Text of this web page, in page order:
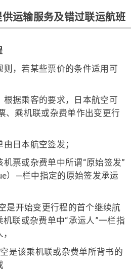
运输服务及错过联运航班
则，若某些票价的条件适用可
根据乘客的要求，日本航空可
、乘机联或杂费单作出变更行
日本航空签发；
机票或杂费单中所谓“原始签发”
）—栏中指定的原始签发承运
是开始变更行程的首个继续航
机联或杂费单中“承运人”一栏指
是该乘机联或杂费单所背书的